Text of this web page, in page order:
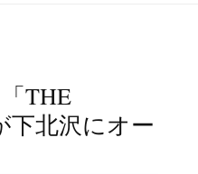
THE
下北沢にオー